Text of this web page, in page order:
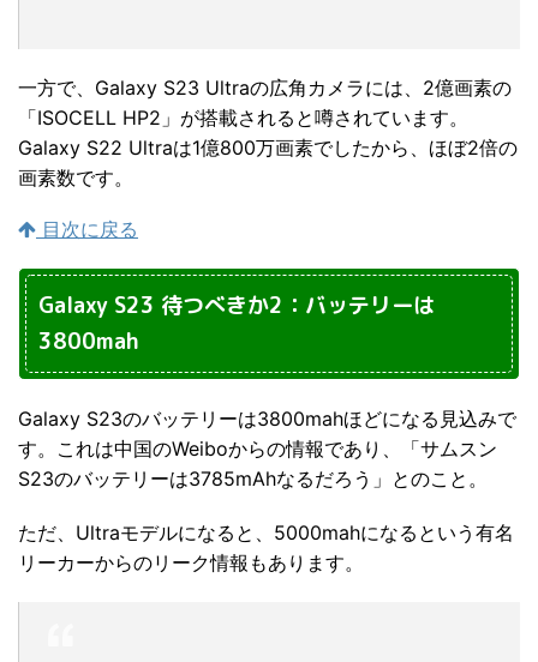
一方で、Galaxy S23 Ultraの広角カメラには、2億画素の
「ISOCELL HP2」が搭載されると噂されています。
Galaxy S22 Ultraは1億800万画素でしたから、ほぼ2倍の
画素数です。
目次に戻る
Galaxy S23 待つべきか2：バッテリーは
3800mah
Galaxy S23のバッテリーは3800mahほどになる見込みで
す。これは中国のWeiboからの情報であり、「サムスン
S23のバッテリーは3785mAhなるだろう」とのこと。
ただ、Ultraモデルになると、5000mahになるという有名
リーカーからのリーク情報もあります。